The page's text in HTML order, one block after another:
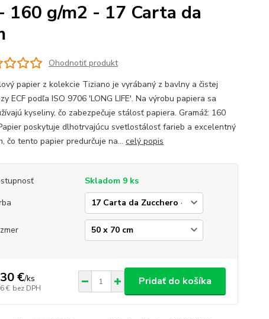
160 g/m2 - 17 Carta da
Ohodnotiť produkt
papier z kolekcie Tiziano je vyrábaný z bavlny a čistej
ECF podľa ISO 9706 'LONG LIFE'. Na výrobu papiera sa
kyseliny, čo zabezpečuje stálosť papiera. Gramáž: 160
poskytuje dlhotrvajúcu svetlostálosť farieb a excelentný
čo tento papier predurčuje na... celý popis
Skladom 9 ks
€/ks
€ bez DPH
Pridať do košíka